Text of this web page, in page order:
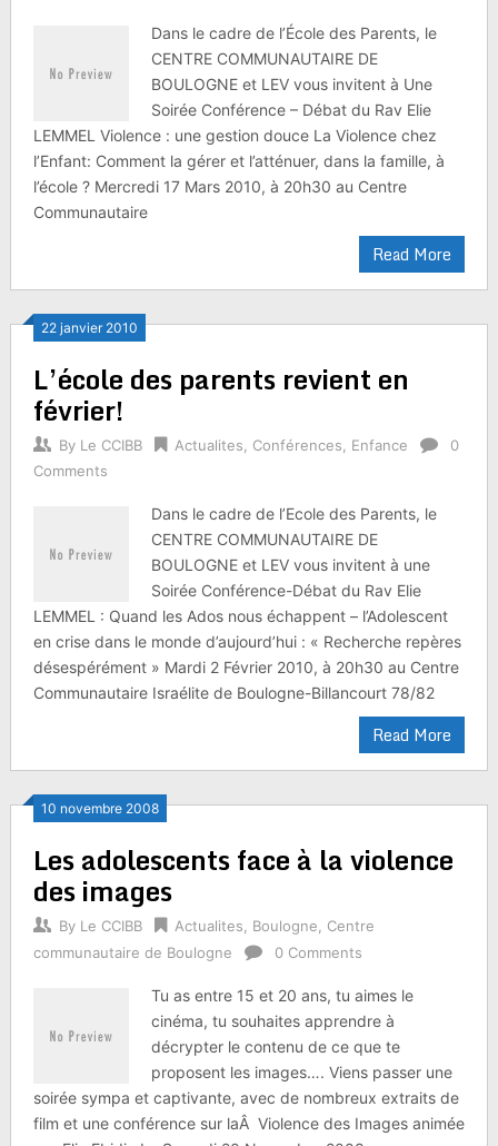
Dans le cadre de l’École des Parents, le
CENTRE COMMUNAUTAIRE DE
BOULOGNE et LEV vous invitent à Une
Soirée Conférence – Débat du Rav Elie
LEMMEL Violence : une gestion douce La Violence chez
l’Enfant: Comment la gérer et l’atténuer, dans la famille, à
l’école ? Mercredi 17 Mars 2010, à 20h30 au Centre
Communautaire
Read More
22 janvier 2010
L’école des parents revient en
février!
By Le CCIBB Actualites Conférences Enfance
0
Comments
Dans le cadre de l’Ecole des Parents, le
CENTRE COMMUNAUTAIRE DE
BOULOGNE et LEV vous invitent à une
Soirée Conférence-Débat du Rav Elie
LEMMEL : Quand les Ados nous échappent – l’Adolescent
en crise dans le monde d’aujourd’hui : « Recherche repères
désespérément » Mardi 2 Février 2010, à 20h30 au Centre
Communautaire Israélite de Boulogne-Billancourt 78/82
Read More
10 novembre 2008
Les adolescents face à la violence
des images
By Le CCIBB Actualites Boulogne
Centre
communautaire de Boulogne
0 Comments
Tu as entre 15 et 20 ans, tu aimes le
cinéma, tu souhaites apprendre à
décrypter le contenu de ce que te
proposent les images…. Viens passer une
soirée sympa et captivante, avec de nombreux extraits de
film et une conférence sur laÂ Violence des Images animée